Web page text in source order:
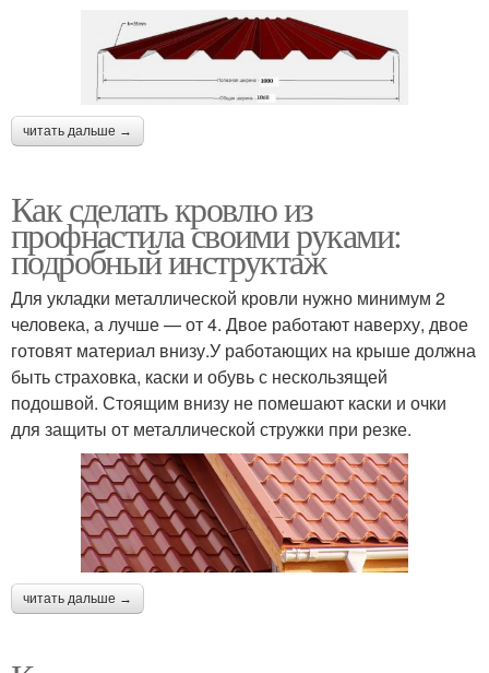
читать дальше →
Как сделать кровлю из
профнастила своими руками:
подробный инструктаж
Для укладки металлической кровли нужно минимум 2
человека, а лучше — от 4. Двое работают наверху, двое
готовят материал внизу.У работающих на крыше должна
быть страховка, каски и обувь с нескользящей
подошвой. Стоящим внизу не помешают каски и очки
для защиты от металлической стружки при резке.
читать дальше →